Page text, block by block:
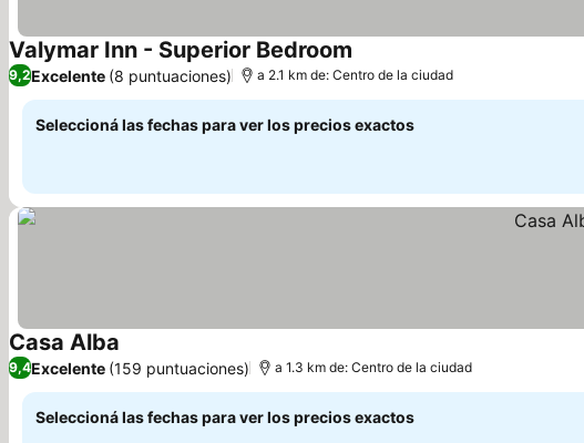
Valymar Inn - Superior Bedroom
9,2Excelente (8 puntuaciones) a 2.1 km de: Centro de la ciudad
Seleccioná las fechas para ver los precios exactos
Casa Alba
9,4Excelente (159 puntuaciones) a 1.3 km de: Centro de la ciudad
Seleccioná las fechas para ver los precios exactos